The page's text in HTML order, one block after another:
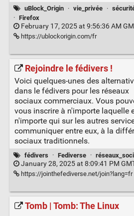
uBlock_Origin · vie_privée ·
· Firefox
February 17, 2025 at 9:56:36 AM
https://ublockorigin.com/fr
Rejoindre le fédivers !
Voici quelques-unes des
dans le fédivers pour les réseaux
sociaux commerciaux. Vous
vous inscrire à n'importe laquelle
n'importe qui sur les autres
communiquer entre eux, à la
sociaux traditionnels.
fédivers · Fediverse ·
January 28, 2025 at 8:09:41 PM
https://jointhefediverse.net/join?lang=fr
Tomb | Tomb: The Linux